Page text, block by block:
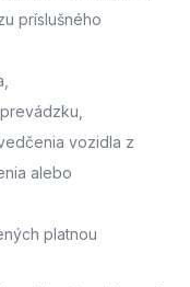
príslušného
vozidla z
alebo
platnou